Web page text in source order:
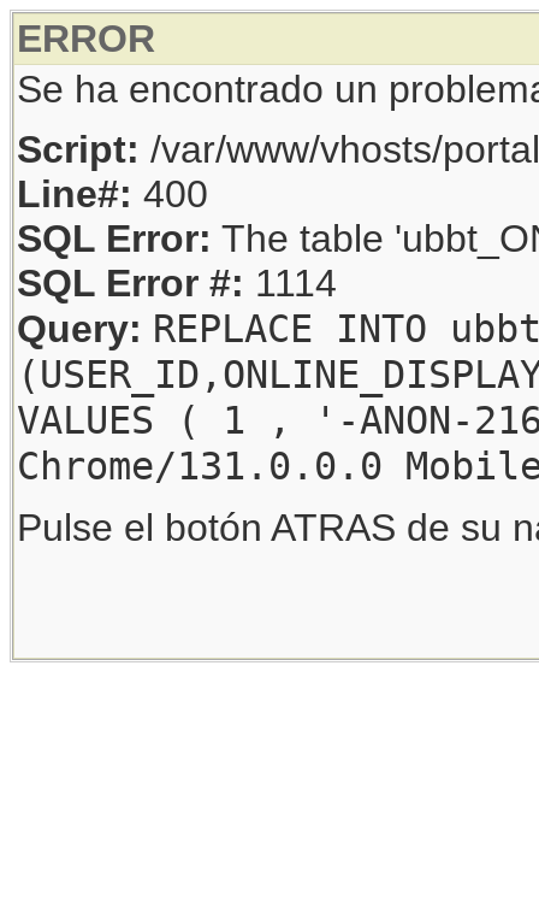
ERROR
Se ha encontrado un
Script: /var/www/vhosts/
Line#: 400
SQL Error: The table
SQL Error #: 1114
Query: REPLACE INTO
VALUES ( 1 , '-
Chrome/131.0.0.0
Pulse el botón ATRAS de su